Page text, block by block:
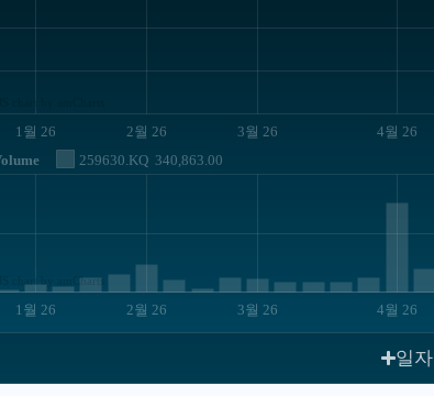
1월 26 2월 26 3월 26 4월 26
259630.KQ 340,863.00
1월 26 2월 26 3월 26 4월 26
JS chart by amCharts
일